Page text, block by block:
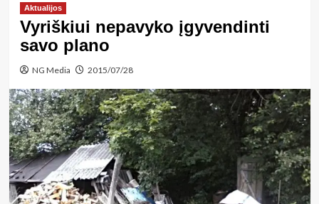
Aktualijos
Vyriškiui nepavyko įgyvendinti
savo plano
NG Media 2015/07/28